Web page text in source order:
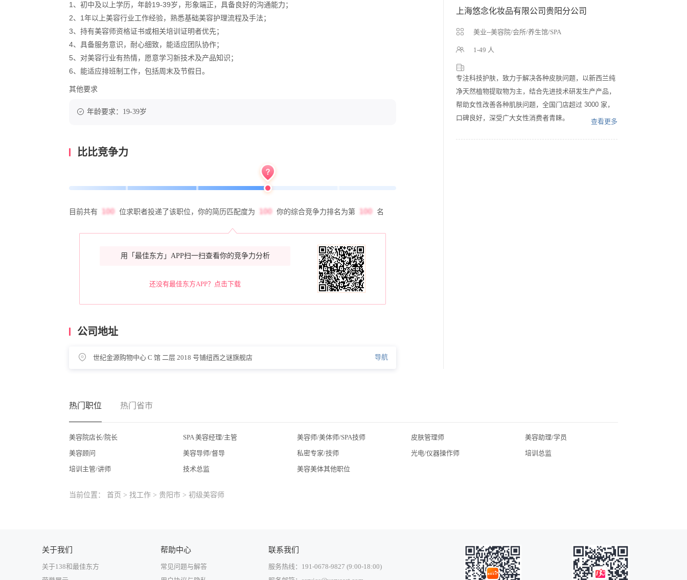
1、初中及以上学历，年龄19-39岁，形象端正，具备良好的沟通能力；
2、1年以上美容行业工作经验，熟悉基础美容护理流程及手法；
3、持有美容师资格证书或相关培训证明者优先；
4、具备服务意识，耐心细致，能适应团队协作；
5、对美容行业有热情，愿意学习新技术及产品知识；
6、能适应排班制工作，包括周末及节假日。
其他要求
年龄要求：19-39岁
比比竞争力
目前共有 位求职者投递了该职位，你的简历匹配度为 你的综合竞争力排名为第 名
用「最佳东方」APP扫一扫查看你的竞争力分析
还没有最佳东方APP？点击下载
公司地址
世纪金源购物中心 C 馆 二层 2018 号铺纽西之谜旗舰店 导航
上海悠念化妆品有限公司贵阳分公司
美业--美容院/会所/养生馆/SPA
1-49 人
专注科技护肤，致力于解决各种皮肤问题，以新西兰纯
净天然植物提取物为主，结合先进技术研发生产产品，
帮助女性改善各种肌肤问题，全国门店超过 3000 家，
口碑良好，深受广大女性消费者青睐。
查看更多
热门职位 热门省市
美容院店长/院长 SPA 美容经理/主管 美容师/美体师/SPA技师 皮肤管理师 美容助理/学员
美容顾问 美容导师/督导 私密专家/技师 光电/仪器操作师 培训总监
培训主管/讲师 技术总监 美容美体其他职位
昆明美业招聘
全国美业招聘
当前位置： 首页 > 找工作 > 贵阳市 > 初级美容师
关于我们
关于138和最佳东方
帮助中心
常见问题与解答
联系我们
服务热线：191-0678-9827 (9:00-18:00)